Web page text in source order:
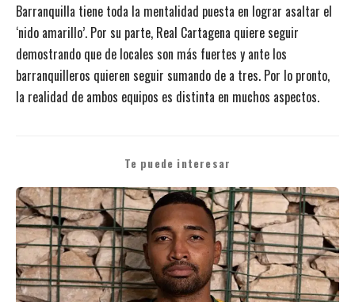
Barranquilla tiene toda la mentalidad puesta en lograr asaltar el
‘nido amarillo’. Por su parte, Real Cartagena quiere seguir
demostrando que de locales son más fuertes y ante los
barranquilleros quieren seguir sumando de a tres. Por lo pronto,
la realidad de ambos equipos es distinta en muchos aspectos.
Te puede interesar